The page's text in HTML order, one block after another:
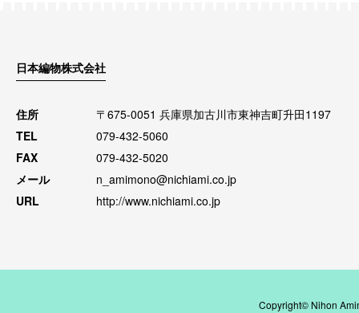
日本編物株式会社
住所
〒675-0051 兵庫県加古川市東神吉町升田1197
TEL
079-432-5060
FAX
079-432-5020
メール
n_amimono@nichiami.co.jp
URL
http://www.nichiami.co.jp
Copyright© Nihon